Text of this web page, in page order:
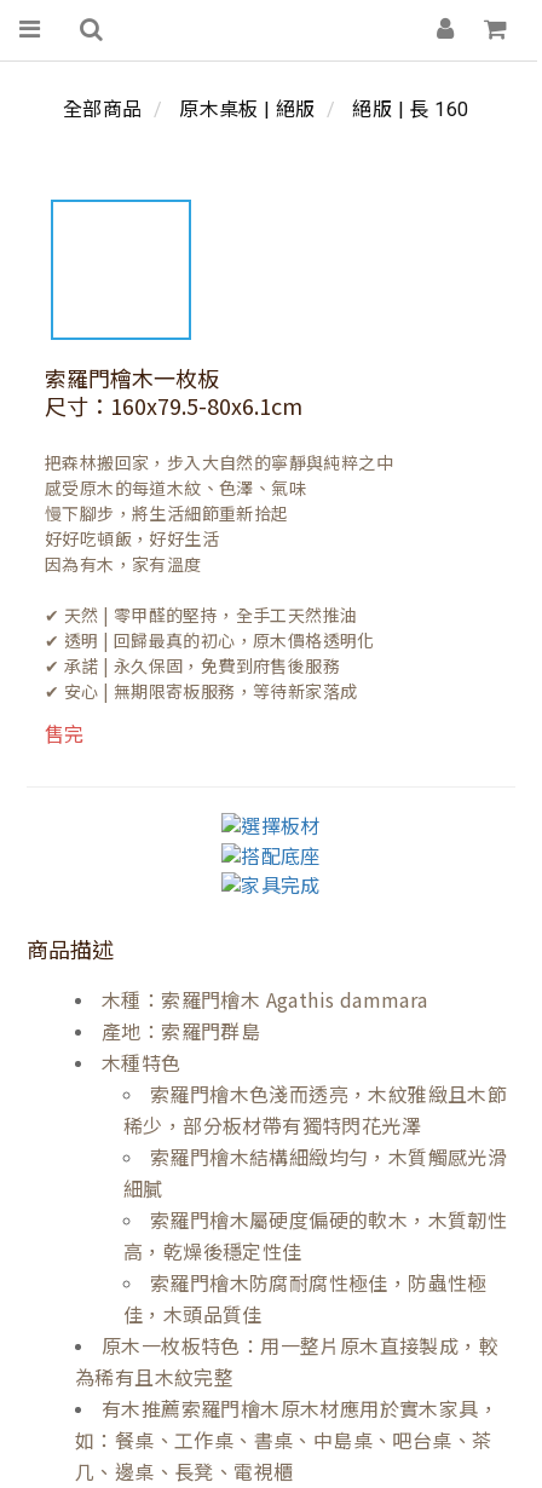
全部商品 原木桌板 | 絕版 絕版 | 長 160
索羅門檜木一枚板
尺寸：160x79.5-80x6.1cm
把森林搬回家，步入大自然的寧靜與純粹之中
感受原木的每道木紋、色澤、氣味
慢下腳步，將生活細節重新拾起
好好吃頓飯，好好生活
因為有木，家有溫度
✔ 天然 | 零甲醛的堅持，全手工天然推油
✔ 透明 | 回歸最真的初心，原木價格透明化
✔ 承諾 | 永久保固，免費到府售後服務
✔ 安心 | 無期限寄板服務，等待新家落成
售完
商品描述
木種：索羅門檜木 Agathis dammara
產地：索羅門群島
木種特色
索羅門檜木色淺而透亮，木紋雅緻且木節
稀少，部分板材帶有獨特閃花光澤
索羅門檜木結構細緻均勻，木質觸感光滑
細膩
索羅門檜木屬硬度偏硬的軟木，木質韌性
高，乾燥後穩定性佳
索羅門檜木防腐耐腐性極佳，防蟲性極
佳，木頭品質佳
原木一枚板特色：用一整片原木直接製成，較
為稀有且木紋完整
有木推薦索羅門檜木原木材應用於實木家具，
如：餐桌、工作桌、書桌、中島桌、吧台桌、茶
几、邊桌、長凳、電視櫃